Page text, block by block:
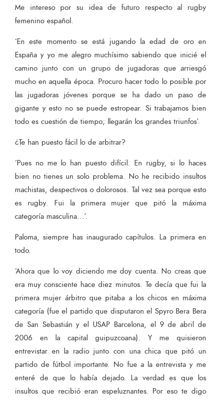
Me intereso por su idea de futuro respecto al rugby
femenino español.
‘En este momento se está jugando la edad de oro en
España y yo me alegro muchísimo sabiendo que inicié el
camino junto con un grupo de jugadoras que arriesgó
mucho en aquella época. Procuro hacer todo lo posible por
las jugadoras jóvenes porque se ha dado un paso de
gigante y esto no se puede estropear. Si trabajamos bien
todo es cuestión de tiempo; llegarán los grandes triunfos’.
¿Te han puesto fácil lo de arbitrar?
‘Pues no me lo han puesto difícil. En rugby, si lo haces
bien no tienes un solo problema. No he recibido insultos
machistas, despectivos o dolorosos. Tal vez sea porque esto
es rugby. Fui la primera mujer que pitó la máxima
categoría masculina...’.
Paloma, siempre has inaugurado capítulos. La primera en
todo.
‘Ahora que lo voy diciendo me doy cuenta. No creas que
era muy consciente hace diez minutos. Te decía que fui la
primera mujer árbitro que pitaba a los chicos en máxima
categoría (fue el partido que disputaron el Spyro Bera Bera
de San Sebastián y el USAP Barcelona, el 9 de abril de
2006 en la capital guipuzcoana). Y me quisieron
entrevistar en la radio junto con una chica que pitó un
partido de fútbol importante. No fue a la entrevista y me
enteré de que lo había dejado. La verdad es que los
insultos que recibió eran espeluznantes. Por eso te digo